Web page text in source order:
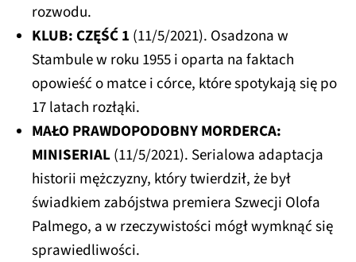
rozwodu.
KLUB: CZĘŚĆ 1 (11/5/2021). Osadzona w
Stambule w roku 1955 i oparta na faktach
opowieść o matce i córce, które spotykają się po
17 latach rozłąki.
MAŁO PRAWDOPODOBNY MORDERCA:
MINISERIAL(11/5/2021). Serialowa adaptacja
historii mężczyzny, który twierdził, że był
świadkiem zabójstwa premiera Szwecji Olofa
Palmego, a w rzeczywistości mógł wymknąć się
sprawiedliwości.